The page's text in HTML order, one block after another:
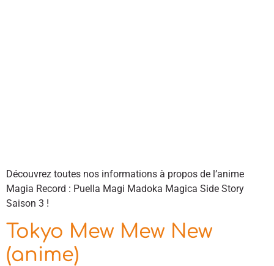
Découvrez toutes nos informations à propos de l’anime
Magia Record : Puella Magi Madoka Magica Side Story
Saison 3 !
Tokyo Mew Mew New
(anime)